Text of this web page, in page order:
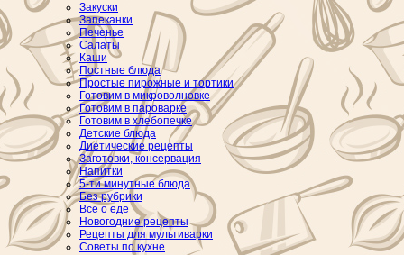
Закуски
Запеканки
Печенье
Салаты
Каши
Постные блюда
Простые пирожные и тортики
Готовим в микроволновке
Готовим в пароварке
Готовим в хлебопечке
Детские блюда
Диетические рецепты
Заготовки, консервация
Напитки
5-ти минутные блюда
Без рубрики
Всё о еде
Новогодние рецепты
Рецепты для мультиварки
Советы по кухне